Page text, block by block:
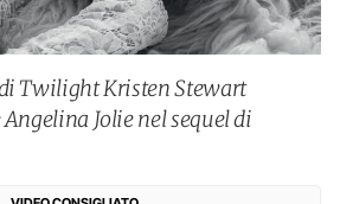
Twilight Kristen Stewart
Jolie nel sequel di